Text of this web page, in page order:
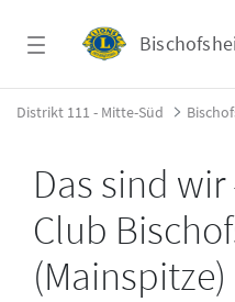
Unser Club -
Distrikt 111 - Mitte-Süd
Das sind
Club
(Mainspitze)